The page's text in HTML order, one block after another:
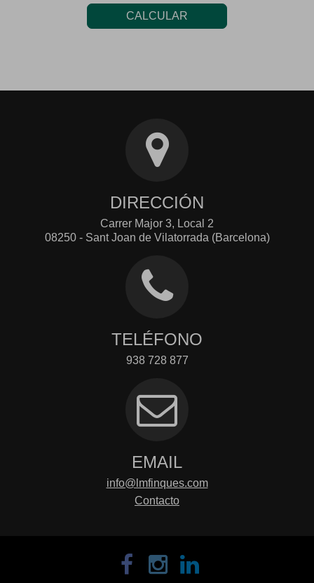
CALCULAR
DIRECCIÓN
Carrer Major 3, Local 2
08250 - Sant Joan de Vilatorrada (Barcelona)
TELÉFONO
938 728 877
EMAIL
info@lmfinques.com
Contacto